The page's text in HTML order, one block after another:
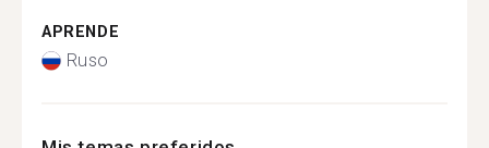
APRENDE
Ruso